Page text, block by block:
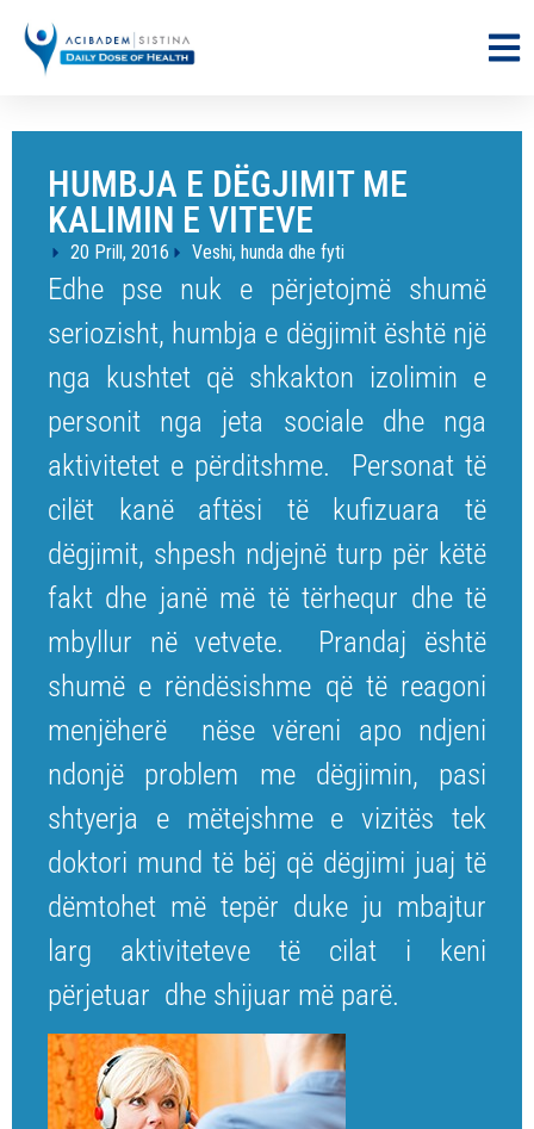
HUMBJA E DËGJIMIT ME
KALIMIN E VITEVE
20 Prill, 2016 Veshi, hunda dhe fyti
Edhe pse nuk e përjetojmë shumë
seriozisht, humbja e dëgjimit është një
nga kushtet që shkakton izolimin e
personit nga jeta sociale dhe nga
aktivitetet e përditshme. Personat të
cilët kanë aftësi të kufizuara të
dëgjimit, shpesh ndjejnë turp për këtë
fakt dhe janë më të tërhequr dhe të
mbyllur në vetvete. Prandaj është
shumë e rëndësishme që të reagoni
menjëherë nëse vëreni apo ndjeni
ndonjë problem me dëgjimin, pasi
shtyerja e mëtejshme e vizitës tek
doktori mund të bëj që dëgjimi juaj të
dëmtohet më tepër duke ju mbajtur
larg aktiviteteve të cilat i keni
përjetuar dhe shijuar më parë.